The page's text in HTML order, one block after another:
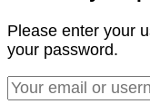
Please enter your
your password.